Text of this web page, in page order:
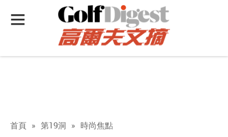
首頁 » 第19洞 » 時尚焦點